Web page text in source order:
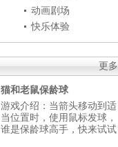
动画剧场
快乐体验
更多
猫和老鼠保龄球
游戏介绍：当箭头移动到适
当位置时，使用鼠标发球，
谁是保龄球高手，快来试试